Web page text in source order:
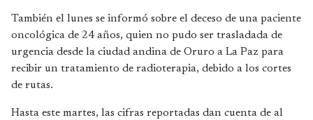
También el lunes se informó sobre el deceso de una paciente
oncológica de 24 años, quien no pudo ser trasladada de
urgencia desde la ciudad andina de Oruro a La Paz para
recibir un tratamiento de radioterapia, debido a los cortes
de rutas.
Hasta este martes, las cifras reportadas dan cuenta de al